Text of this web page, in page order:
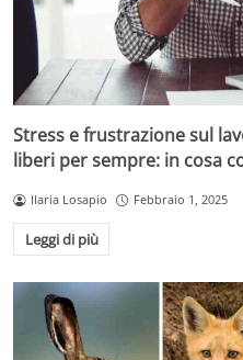
Stress e frustrazione sul
liberi per sempre: in cosa
Ilaria Losapio Febbraio 1, 2025
Leggi di più